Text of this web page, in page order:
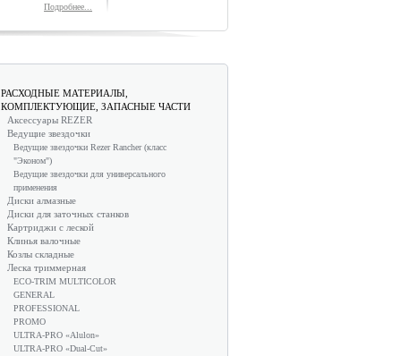
РАСХОДНЫЕ МАТЕРИАЛЫ,
КОМПЛЕКТУЮЩИЕ, ЗАПАСНЫЕ ЧАСТИ
Аксессуары REZER
Ведущие звездочки
Ведущие звездочки Rezer Rancher (класс
"Эконом")
Ведущие звездочки для универсального
применения
Диски алмазные
Диски для заточных станков
Картриджи с леской
Клинья валочные
Козлы складные
Леска триммерная
ECO-TRIM MULTICOLOR
GENERAL
PROFESSIONAL
PROMO
ULTRA-PRO «Alulon»
ULTRA-PRO «Dual-Cut»